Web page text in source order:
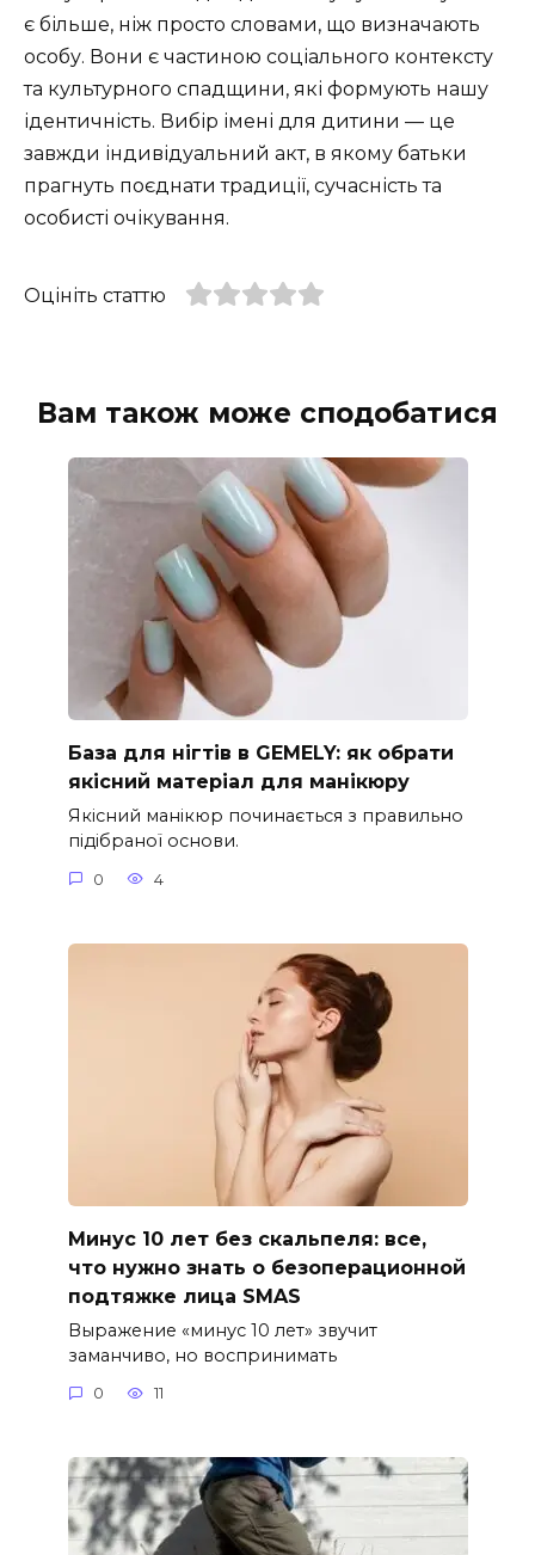
є більше, ніж просто словами, що визначають
особу. Вони є частиною соціального контексту
та культурного спадщини, які формують нашу
ідентичність. Вибір імені для дитини — це
завжди індивідуальний акт, в якому батьки
прагнуть поєднати традиції, сучасність та
особисті очікування.
Оцініть статтю
Вам також може сподобатися
База для нігтів в GEMELY: як обрати
якісний матеріал для манікюру
Якісний манікюр починається з правильно
підібраної основи.
0 4
Минус 10 лет без скальпеля: все,
что нужно знать о безоперационной
подтяжке лица SMAS
Выражение «минус 10 лет» звучит
заманчиво, но воспринимать
0 11